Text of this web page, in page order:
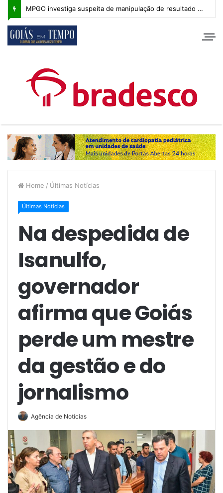
MPGO investiga suspeita de manipulação de resultado na Copa Goiás Sub-20
Home / Últimas Notícias
Últimas Notícias
Na despedida de
Isanulfo,
governador
afirma que Goiás
perde um mestre
da gestão e do
jornalismo
Agência de Notícias